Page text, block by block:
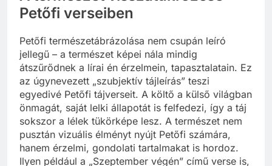
Petőfi verseiben
Petőfi természetábrázolása nem csupán leíró
jellegű – a természet képei nála mindig
átszűrődnek a lírai én érzelmein, tapasztalatain. Ez
az úgynevezett „szubjektív tájleírás” teszi
egyedivé Petőfi tájverseit. A költő a külső világban
önmagát, saját lelki állapotát is felfedezi, így a táj
sokszor a lélek tükörképe lesz. A természet nem
pusztán vizuális élményt nyújt Petőfi számára,
hanem érzelmi, gondolati tartalmakat is hordoz.
Ilyen például a „Szeptember végén” című verse is,